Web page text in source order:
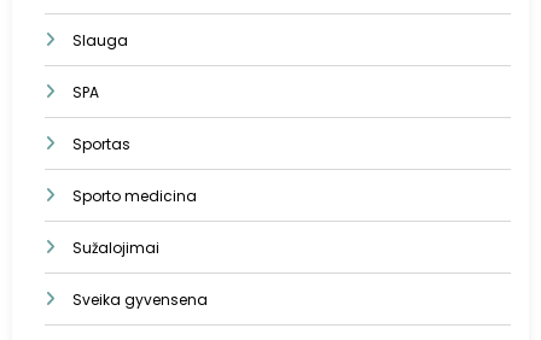
Slauga
SPA
Sportas
Sporto medicina
Sužalojimai
Sveika gyvensena